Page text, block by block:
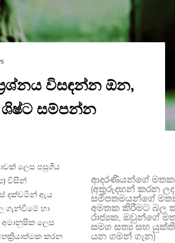
විසඳන්න ඕන,
ශිෂ්ට සම්පන්න
ලෙස පසුගිය
විසින්
දක්වමින් ඇය
ගැන්වීමේ හා
ලෙස
කරන
ආදරණීයන්ගේ
(අතුරුදහන් කරන ලද
සමීපතමයන්ගේ
අමතක කිරීමට බල
රාජ්‍යක, ඔවුන්ගේ
සමග සත්‍ය සහ
යන ගමන් ගැන)